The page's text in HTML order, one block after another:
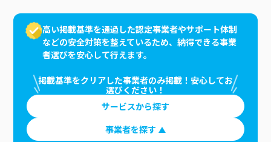
高い掲載基準を通過した認定事業者やサポート体制
などの安全対策を整えているため、納得できる事業
者選びを安心して行えます。
掲載基準をクリアした事業者のみ掲載！安心してお
選びください！
サービスから探す
事業者を探す